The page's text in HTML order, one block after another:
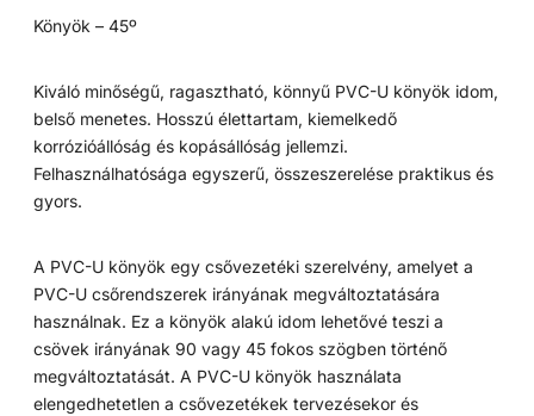
Könyök – 45º
Kiváló minőségű, ragasztható, könnyű PVC-U könyök idom,
belső menetes. Hosszú élettartam, kiemelkedő
korrózióállóság és kopásállóság jellemzi.
Felhasználhatósága egyszerű, összeszerelése praktikus és
gyors.
A PVC-U könyök egy csővezetéki szerelvény, amelyet a
PVC-U csőrendszerek irányának megváltoztatására
használnak. Ez a könyök alakú idom lehetővé teszi a
csövek irányának 90 vagy 45 fokos szögben történő
megváltoztatását. A PVC-U könyök használata
elengedhetetlen a csővezetékek tervezésekor és